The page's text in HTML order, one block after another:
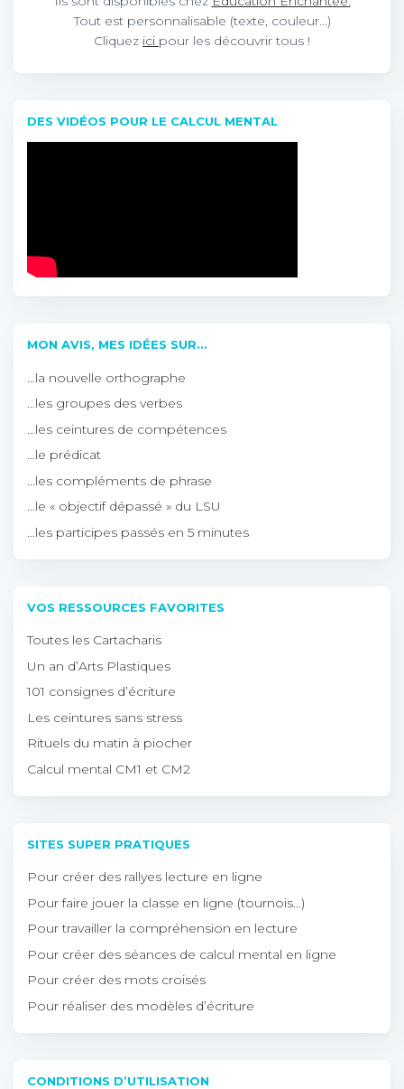
Tout est personnalisable (texte, couleur…)
Cliquez ici pour les découvrir tous !
DES VIDÉOS POUR LE CALCUL MENTAL
MON AVIS, MES IDÉES SUR…
…la nouvelle orthographe
…les groupes des verbes
…les ceintures de compétences
…le prédicat
…les compléments de phrase
…le « objectif dépassé » du LSU
…les participes passés en 5 minutes
VOS RESSOURCES FAVORITES
Toutes les Cartacharis
Un an d’Arts Plastiques
101 consignes d’écriture
Les ceintures sans stress
Rituels du matin à piocher
Calcul mental CM1 et CM2
SITES SUPER PRATIQUES
Pour créer des rallyes lecture en ligne
Pour faire jouer la classe en ligne (tournois…)
Pour travailler la compréhension en lecture
Pour créer des séances de calcul mental en ligne
Pour créer des mots croisés
Pour réaliser des modèles d’écriture
CONDITIONS D’UTILISATION